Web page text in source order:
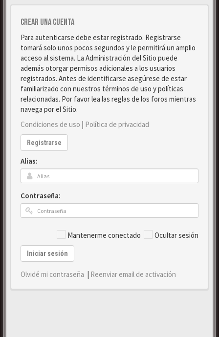
Crear una cuenta
Para autenticarse debe estar registrado. Registrarse
tomará solo unos pocos segundos y le permitirá un amplio
acceso al sistema. La Administración del Sitio puede
además otorgar permisos adicionales a los usuarios
registrados. Antes de identificarse asegúrese de estar
familiarizado con nuestros términos de uso y políticas
relacionadas. Por favor lea las reglas de los foros mientras
navega por el Sitio.
Condiciones de uso | Política de privacidad
Registrarse
Alias:
Contraseña:
Mantenerme conectado Ocultar sesión
Iniciar sesión
Olvidé mi contraseña | Reenviar email de activación